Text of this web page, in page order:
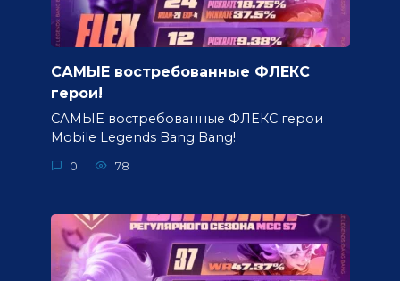
САМЫЕ востребованные ФЛЕКС
герои!
САМЫЕ востребованные ФЛЕКС герои
Mobile Legends Bang Bang!
0 78